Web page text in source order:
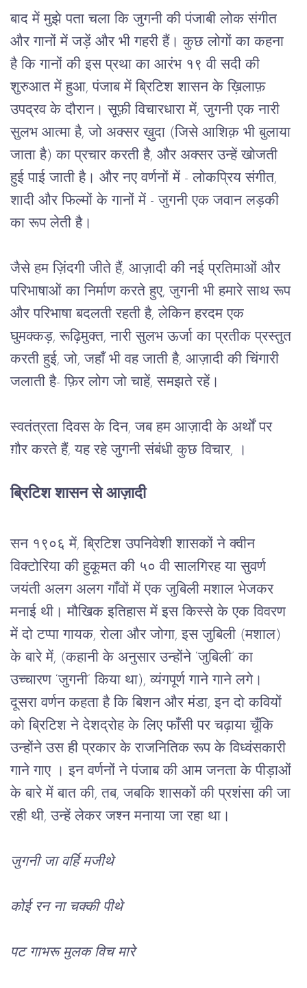
बाद में मुझे पता चला कि जुगनी की पंजाबी लोक संगीत
और गानों में जड़ें और भी गहरी हैं। कुछ लोगों का कहना
है कि गानों की इस प्रथा का आरंभ १९ वी सदी की
शुरुआत में हुआ, पंजाब में ब्रिटिश शासन के ख़िलाफ़
उपद्रव के दौरान। सूफ़ी विचारधारा में, जुगनी एक नारी
सुलभ आत्मा है, जो अक्सर ख़ुदा (जिसे आशिक़ भी बुलाया
जाता है) का प्रचार करती है, और अक्सर उन्हें खोजती
हुई पाई जाती है। और नए वर्णनों में - लोकप्रिय संगीत,
शादी और फिल्मों के गानों में - जुगनी एक जवान लड़की
का रूप लेती है।
जैसे हम ज़िंदगी जीते हैं, आज़ादी की नई प्रतिमाओं और
परिभाषाओं का निर्माण करते हुए, जुगनी भी हमारे साथ रूप
और परिभाषा बदलती रहती है, लेकिन हरदम एक
घुमक्कड़, रूढ़िमुक्त, नारी सुलभ ऊर्जा का प्रतीक प्रस्तुत
करती हुई, जो, जहाँ भी वह जाती है, आज़ादी की चिंगारी
जलाती है- फ़िर लोग जो चाहें, समझते रहें।
स्वतंत्रता दिवस के दिन, जब हम आज़ादी के अर्थों पर
ग़ौर करते हैं, यह रहे जुगनी संबंधी कुछ विचार, ।
ब्रिटिश शासन से आज़ादी
सन १९०६ में, ब्रिटिश उपनिवेशी शासकों ने क्वीन
विक्टोरिया की हुकूमत की ५० वी सालगिरह या सुवर्ण
जयंती अलग अलग गाँवों में एक जुबिली मशाल भेजकर
मनाई थी। मौखिक इतिहास में इस किस्से के एक विवरण
में दो टप्पा गायक, रोला और जोगा, इस जुबिली (मशाल)
के बारे में, (कहानी के अनुसार उन्होंने ‘जुबिली’ का
उच्चारण ‘जुगनी’ किया था), व्यंगपूर्ण गाने गाने लगे।
दूसरा वर्णन कहता है कि बिशन और मंडा, इन दो कवियों
को ब्रिटिश ने देशद्रोह के लिए फाँसी पर चढ़ाया चूँकि
उन्होंने उस ही प्रकार के राजनितिक रूप के विध्वंसकारी
गाने गाए । इन वर्णनों ने पंजाब की आम जनता के पीड़ाओं
के बारे में बात की, तब, जबकि शासकों की प्रशंसा की जा
रही थी, उन्हें लेकर जश्न मनाया जा रहा था।
जुगनी जा वर्हि मजीथे
कोई रन ना चक्की पीथे
पट गाभरू मुलक विच मारे